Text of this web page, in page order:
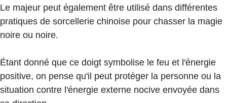
Le majeur peut également être utilisé dans différentes
pratiques de sorcellerie chinoise pour chasser la magie
noire ou noire.
Étant donné que ce doigt symbolise le feu et l'énergie
positive, on pense qu'il peut protéger la personne ou la
situation contre l'énergie externe nocive envoyée dans